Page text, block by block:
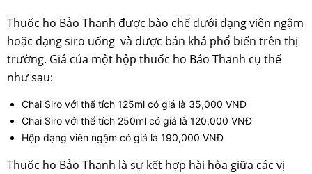
Thuốc ho Bảo Thanh được bào chế dưới dạng viên ngậm
hoặc dạng siro uống và được bán khá phổ biến trên thị
trường. Giá của một hộp thuốc ho Bảo Thanh cụ thể
như sau:
Chai Siro với thể tích 125ml có giá là 35,000 VNĐ
Chai Siro với thể tích 250ml có giá là 120,000 VNĐ
Hộp dạng viên ngậm có giá là 190,000 VNĐ
Thuốc ho Bảo Thanh là sự kết hợp hài hòa giữa các vị